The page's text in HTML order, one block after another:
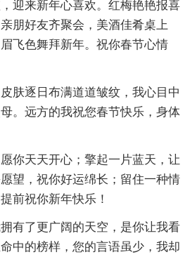
迎来新年心喜欢。红梅艳艳报喜
朋好友齐聚会，美酒佳肴桌上
飞色舞拜新年。祝你春节心情
肤逐日布满道道皱纹，我心目中
。远方的我祝您春节快乐，身体
你天天开心；擎起一片蓝天，让
望，祝你好运绵长；留住一种情
前祝你新年快乐！
有了更广阔的天空，是你让我看
中的榜样，您的言语虽少，我却